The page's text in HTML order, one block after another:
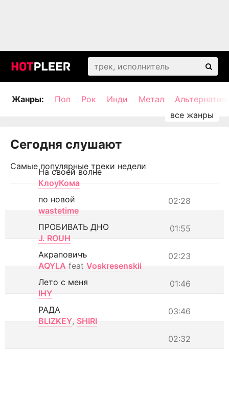
Жанры: Поп Рок Инди Метал
Сегодня слушают
Самые популярные треки недели
На своей волне
КлоуКома
02:28
по новой
wastetime
01:55
ПРОБИВАТЬ ДНО
J. ROUH
02:23
Акраповичъ
AQYLA feat Voskresenskii
01:46
Лето с меня
IHY
03:46
РАДА
BLIZKEY, SHIRI
02:32